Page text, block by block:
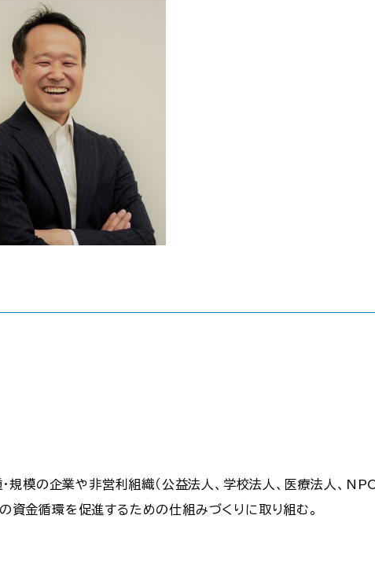
・規模の企業や非営利組織（公益法人、学校法人、医療法人、
資金循環を促進するための仕組みづくりに取り組む。